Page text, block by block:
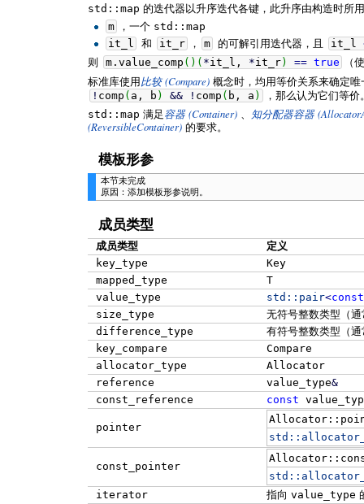
std::map 的迭代器以升序迭代各键，此升序由构造时所
m
，一个 std::map
it_l
和 it_r ， m 的可解引用迭代器，且 it_l
则
m. value_comp ( ) ( *it_l, *it_r) == true
（
标准库使用 比较 (Compare) 概念时，均用等价关系来确定
! comp ( a, b ) && ! comp ( b, a )
，那么认为它们等价
std::map 满足 容器 (Container) 、 知分配器容器
(ReversibleContainer) 的要求。
模板形参
本节未完成
原因：添加模板形参说明。
成员类型
成员类型
定义
key_type
Key
mapped_type
T
value_type
std:: pair<const
size_type
无符号整数类型（
difference_type
有符号整数类型（
key_compare
Compare
allocator_type
Allocator
reference
value_type&
const_reference
const
pointer
std::
const_pointer
std::
iterator
指向 value_type